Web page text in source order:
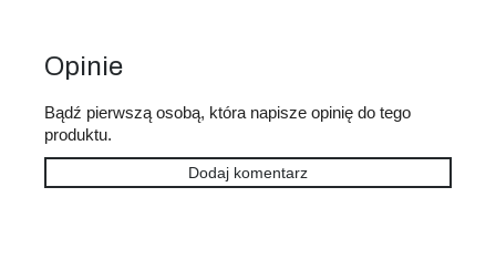
Opinie
Bądź pierwszą osobą, która napisze opinię do tego
produktu.
Dodaj komentarz